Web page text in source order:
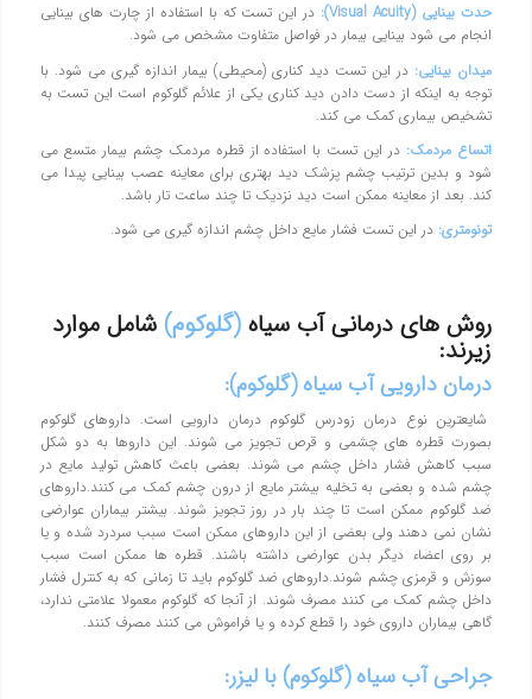
حدت بينايي (Visual Acuity):
در اين تست كه با استفاده از چارت هاي بينايي
انجام مي شود بينايي بيمار در فواصل متفاوت مشخص مي شود.
ميدان بينايي: در اين تست ديد كناري (محيطي) بيمار اندازه گيري مي شود. با
توجه به اينكه از دست دادن ديد كناري يكي از علائم گلوكوم است اين تست به
تشخيص بيماري كمك مي كند.
اتساع مردمك: در اين تست با استفاده از قطره مردمك چشم بيمار متسع مي
شود و بدين ترتيب چشم پزشك ديد بهتري براي معاينه عصب بينايي پيدا مي
كند. بعد از معاينه ممكن است ديد نزديك تا چند ساعت تار باشد.
تونومتري: در اين تست فشار مايع داخل چشم اندازه گيري مي شود.
روش های درمانی آب سیاه(گلوکوم) شامل موارد
زیرند:
درمان دارویی آب سیاه (گلوکوم):
شایعترین نوع درمان زودرس گلوکوم درمان دارویی است. داروهای گلوکوم
بصورت قطره های چشمی و قرص تجویز می شوند. این داروها به دو شکل
سبب کاهش فشار داخل چشم می شوند. بعضی باعث کاهش تولید مایع در
چشم شده و بعضی به تخلیه بیشتر مایع از درون چشم کمک می کنند.داروهای
ضد گلوکوم ممکن است تا چند بار در روز تجویز شوند. بیشتر بیماران عوارضی
نشان نمی دهند ولی بعضی از این داروهای ممکن است سبب سردرد شده و یا
بر روی اعضاء دیگر بدن عوارضی داشته باشند. قطره ها ممکن است سبب
سوزش و قرمزی چشم شوند.داروهای ضد گلوکوم باید تا زمانی که به کنترل فشار
داخل چشم کمک می کنند مصرف شوند. از آنجا که گلوکوم معمولا علامتی ندارد،
گاهی بیماران داروی خود را قطع کرده و یا فراموش می کنند مصرف کنند.
جراحی آب سیاه (گلوکوم) با لیزر: